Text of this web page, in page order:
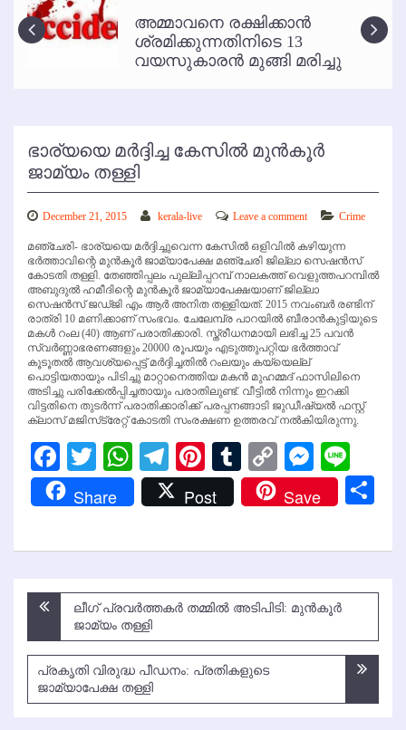
ഇനി രമേശ് പിഷാരടി സ്റ്റേജ് ഷോകള്‍ക്ക് ഇല്ല
കോഴിക്കോട് വിമാനത്താവളത്തില്‍ അനധികൃത പാര്‍ക്കിംഗ് പിരിവ് :
പരാതി തള്ളി
അമ്മാവനെ രക്ഷിക്കാന്‍
ശ്രമിക്കുന്നതിനിടെ 13
വയസുകാരന്‍ മുങ്ങി മരിച്ചു
ഭാര്യയെ മര്‍ദ്ദിച്ച കേസില്‍ മുന്‍കൂര്‍
ജാമ്യം തള്ളി
December 21, 2015 kerala-live Leave a comment Crime
മഞ്ചേരി- ഭാര്യയെ മര്‍ദ്ദിച്ചുവെന്ന കേസില്‍ ഒളിവില്‍ കഴിയുന്ന
ഭര്‍ത്താവിന്റെ മുന്‍കൂര്‍ ജാമ്യാപേക്ഷ മഞ്ചേരി ജില്ലാ സെഷന്‍സ്
കോടതി തള്ളി. തേഞ്ഞിപ്പലം പുല്ലിപ്പറമ്പ് നാലകത്ത് വെളുത്തപറമ്പില്‍
അബുദുല്‍ ഹമീദിന്റെ മുന്‍കൂര്‍ ജാമ്യാപേക്ഷയാണ് ജില്ലാ
സെഷന്‍സ് ജഡ്ജി എം ആര്‍ അനിത തള്ളിയത്. 2015 നവംബര്‍ രണ്ടിന്
രാത്രി 10 മണിക്കാണ് സംഭവം. ചേലേമ്പ്ര പാറയില്‍ ബീരാന്‍കുട്ടിയുടെ
മകള്‍ റംല (40) ആണ് പരാതിക്കാരി. സ്ത്രീധനമായി ലഭിച്ച 25 പവന്‍
സ്വര്‍ണ്ണാഭരണങ്ങളും 20000 രൂപയും എടുത്തുപറ്റിയ ഭര്‍ത്താവ്
കൂടൂതല്‍ ആവശ്യപ്പെട്ട് മര്‍ദ്ദിച്ചതില്‍ റംലയും കയ്യെല്ല്
പൊട്ടിയതായും പിടിച്ചു മാറ്റാനെത്തിയ മകന്‍ മുഹമ്മദ് ഫാസിലിനെ
അടിച്ചു പരിക്കേല്‍പ്പിച്ചതായും പരാതിലുണ്ട്. വീട്ടില്‍ നിന്നും ഇറക്കി
വിട്ടതിനെ തുടര്‍ന്ന് പരാതിക്കാരിക്ക് പരപ്പനങ്ങാടി ജുഡീഷ്യല്‍ ഫസ്റ്റ്
ക്ലാസ് മജിസ്‌ട്രേറ്റ് കോടതി സംരക്ഷണ ഉത്തരവ് നല്‍കിയിരുന്നു.
Facebook
Twitter
WhatsApp
Telegram
Pinterest
Tumblr
Copy
Link
Share Post Save
Post
navigation
ലീഗ് പ്രവര്‍ത്തകര്‍ തമ്മില്‍ അടിപിടി: മുന്‍കൂര്‍
ജാമ്യം തള്ളി
പ്രകൃതി വിരുദ്ധ പീഡനം: പ്രതികളുടെ
ജാമ്യാപേക്ഷ തള്ളി